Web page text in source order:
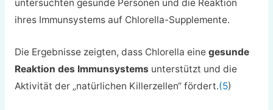
untersuchten gesunde Personen und die Reaktion
ihres Immunsystems auf Chlorella-Supplemente.
Die Ergebnisse zeigten, dass Chlorella eine gesunde
Reaktion des Immunsystems unterstützt und die
Aktivität der „natürlichen Killerzellen“ fördert.(5)